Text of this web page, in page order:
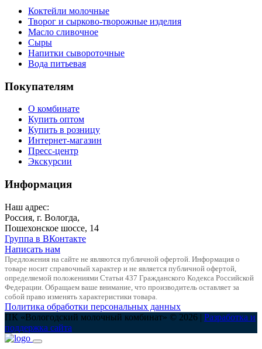
Коктейли молочные
Творог и сырково-творожные изделия
Масло сливочное
Сыры
Напитки сывороточные
Вода питьевая
Покупателям
О комбинате
Купить оптом
Купить в розницу
Интернет-магазин
Пресс-центр
Экскурсии
Информация
Наш адрес:
Россия, г. Вологда,
Пошехонское шоссе, 14
Группа в ВКонтакте
Написать нам
Предложения на сайте не являются публичной офертой. Информация о
товаре носит справочный характер и не является публичной офертой,
определяемой положениями Статьи 437 Гражданского Кодекса Российской
Федерации. Обращаем ваше внимание, что производитель оставляет за
собой право изменять характеристики товара.
Политика обработки персональных данных
ПК «Вологодский молочный комбинат» © 2026 | Разработка и
поддержка сайта